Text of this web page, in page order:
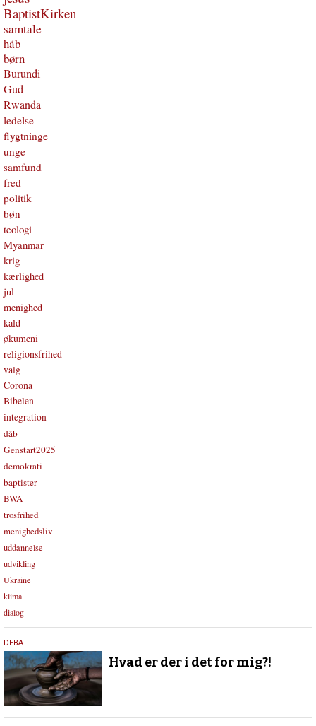
BaptistKirken
samtale
håb
børn
Burundi
Gud
Rwanda
ledelse
flygtninge
unge
samfund
fred
politik
bøn
teologi
Myanmar
krig
kærlighed
jul
menighed
kald
økumeni
religionsfrihed
valg
Corona
Bibelen
integration
dåb
Genstart2025
demokrati
baptister
BWA
trosfrihed
menighedsliv
uddannelse
udvikling
Ukraine
klima
dialog
18.
september
2018
DEBAT
Hvad er der i det for mig?!